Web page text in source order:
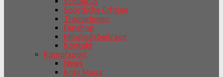
Sportliche Erfolge
TrainerInnen
Fanshop
Mitgliedsbeiträge
Kontakt
Kampfsport
News
Krav Maga